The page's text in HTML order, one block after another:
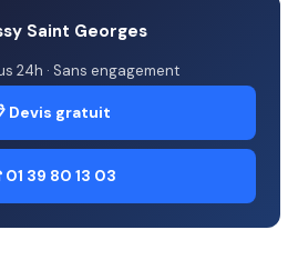
Saint Georges
24h · Sans engagement
Devis gratuit
39 80 13 03